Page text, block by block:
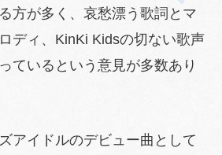
方が多く、哀愁漂う歌詞とマ
ディ、KinKi Kidsの切ない歌声
ているという意見が多数あり
アイドルのデビュー曲として